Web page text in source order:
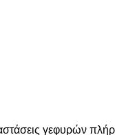
γεφυρών